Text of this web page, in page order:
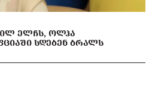
ᲔᲚᲩᲡ, ᲝᲚᲰᲐ
ᲡᲓᲔᲑᲔᲜ ᲑᲠᲐᲚᲡ